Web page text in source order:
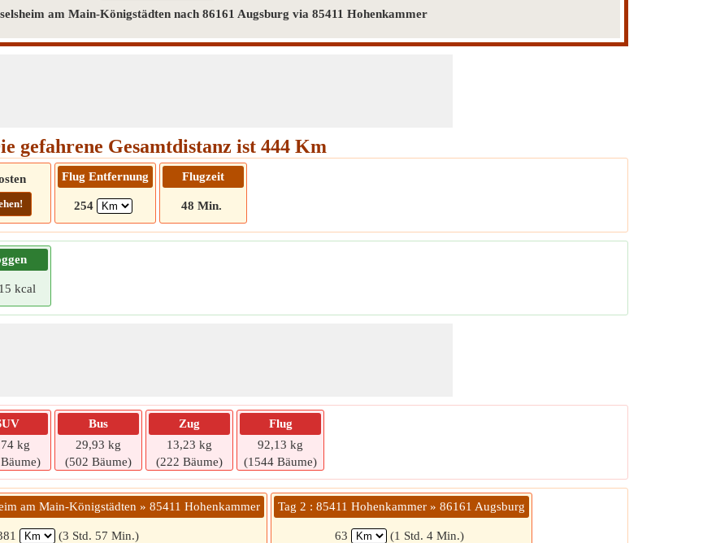
am Main-Königstädten nach 86161 Augsburg via 85411 Hohenkammer
gefahrene Gesamtdistanz ist 444 Km
Flug Entfernung
254
Flugzeit
48 Min.
kcal
kg
Bus
29,93 kg
(502 Bäume)
Zug
13,23 kg
(222 Bäume)
Flug
92,13 kg
(1544 Bäume)
am Main-Königstädten » 85411 Hohenkammer
(3 Std. 57 Min.)
Tag 2 : 85411 Hohenkammer » 86161 Augsburg
63 (1 Std. 4 Min.)